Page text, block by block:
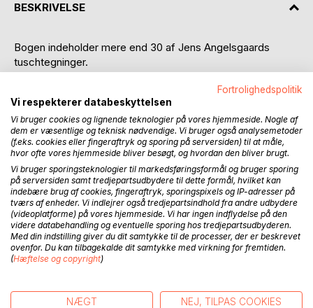
BESKRIVELSE
Bogen indeholder mere end 30 af Jens Angelsgaards
tuschtegninger.
Stilmæssigt trækkes der primært på surrealisme og
naivisme - visse steder dog med et ekspressivt touch.
Formmæssigt er bogen en undersøgelse af tuschens
mange udtryk og muligheder.
Indholdsmæssigt ses gennemgående temaer som
traumatisering, smerte, livskriser og forløsning.
Ud over Jens Angelsgaards værker indeholder bogen også
en enkelt tuschtegning "Fra Jens til Jens" skabt i marts
1985 af Jens Jørgen Thorsen.
FORFATTER
Fortrolighedspolitik
Vi respekterer databeskyttelsen
Vi bruger cookies og lignende teknologier på vores hjemmeside. Nogle af
dem er væsentlige og teknisk nødvendige. Vi bruger også analysemetoder
(f.eks. cookies eller fingeraftryk og sporing på serversiden) til at måle,
hvor ofte vores hjemmeside bliver besøgt, og hvordan den bliver brugt.
Vi bruger sporingsteknologier til markedsføringsformål og bruger sporing
på serversiden samt tredjepartsudbydere til dette formål, hvilket kan
indebære brug af cookies, fingeraftryk, sporingspixels og IP-adresser på
tværs af enheder. Vi indlejrer også tredjepartsindhold fra andre udbydere
(videoplatforme) på vores hjemmeside. Vi har ingen indflydelse på den
videre databehandling og eventuelle sporing hos tredjepartsudbyderen.
Med din indstilling giver du dit samtykke til de processer, der er beskrevet
ovenfor. Du kan tilbagekalde dit samtykke med virkning for fremtiden.
(Hæftelse og copyright)
NÆGT NEJ, TILPAS COOKIES